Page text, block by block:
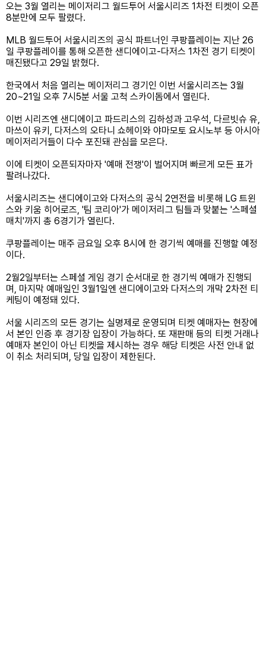
오는 3월 열리는 메이저리그 월드투어 서울시리즈 1차전 티켓이 오픈
8분만에 모두 팔렸다.
MLB 월드투어 서울시리즈의 공식 파트너인 쿠팡플레이는 지난 26
일 쿠팡플레이를 통해 오픈한 샌디에이고-다저스 1차전 경기 티켓이
매진됐다고 29일 밝혔다.
한국에서 처음 열리는 메이저리그 경기인 이번 서울시리즈는 3월
20~21일 오후 7시5분 서울 고척 스카이돔에서 열린다.
이번 시리즈엔 샌디에이고 파드리스의 김하성과 고우석, 다르빗슈 유,
마쓰이 유키, 다저스의 오타니 쇼헤이와 야마모토 요시노부 등 아시아
메이저리거들이 다수 포진돼 관심을 모은다.
이에 티켓이 오픈되자마자 '예매 전쟁'이 벌어지며 빠르게 모든 표가
팔려나갔다.
서울시리즈는 샌디에이고와 다저스의 공식 2연전을 비롯해 LG 트윈
스와 키움 히어로즈, '팀 코리아'가 메이저리그 팀들과 맞붙는 '스페셜
매치'까지 총 6경기가 열린다.
쿠팡플레이는 매주 금요일 오후 8시에 한 경기씩 예매를 진행할 예정
이다.
2월2일부터는 스페셜 게임 경기 순서대로 한 경기씩 예매가 진행되
며, 마지막 예매일인 3월1일엔 샌디에이고와 다저스의 개막 2차전 티
케팅이 예정돼 있다.
서울 시리즈의 모든 경기는 실명제로 운영되며 티켓 예매자는 현장에
서 본인 인증 후 경기장 입장이 가능하다. 또 재판매 등의 티켓 거래나
예매자 본인이 아닌 티켓을 제시하는 경우 해당 티켓은 사전 안내 없
이 취소 처리되며, 당일 입장이 제한된다.